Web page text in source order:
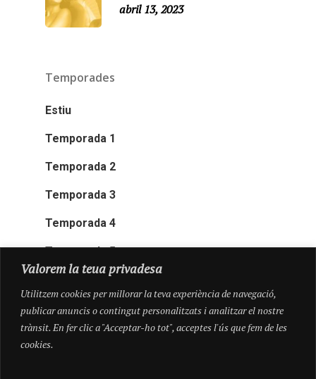
Valorem la teua privadesa
Utilitzem cookies per millorar la teva experiència de navegació,
publicar anuncis o contingut personalitzats i analitzar el nostre
trànsit. En fer clic a "Acceptar-ho tot", acceptes l'ús que fem de les
cookies.
abril 13, 2023
Temporades
Estiu
Temporada 1
Temporada 2
Temporada 3
Temporada 4
Temporada 5